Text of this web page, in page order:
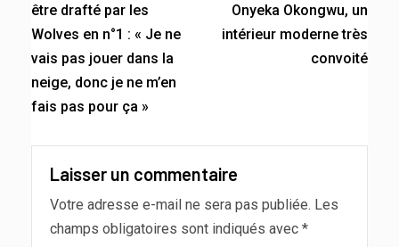
être drafté par les
Wolves en n°1 : « Je ne
vais pas jouer dans la
neige, donc je ne m’en
fais pas pour ça »
Onyeka Okongwu, un
intérieur moderne très
convoité
Laisser un commentaire
Votre adresse e-mail ne sera pas publiée. Les
champs obligatoires sont indiqués avec *